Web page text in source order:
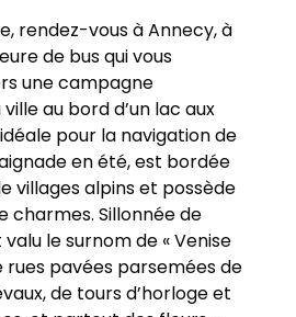
rendez-vous à Annecy, à
de bus qui vous
une campagne
au bord d’un lac aux
pour la navigation de
en été, est bordée
villages alpins et possède
charmes. Sillonnée de
le surnom de « Venise
rues pavées parsemées de
de tours d’horloge et